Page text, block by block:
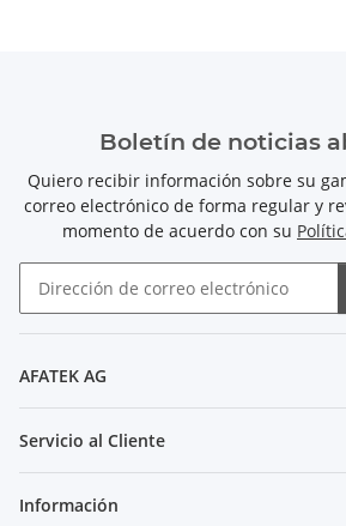
Boletín de noticias
Quiero recibir información sobre su
correo electrónico de forma regular y
momento de acuerdo con su
AFATEK AG
Servicio al Cliente
Información